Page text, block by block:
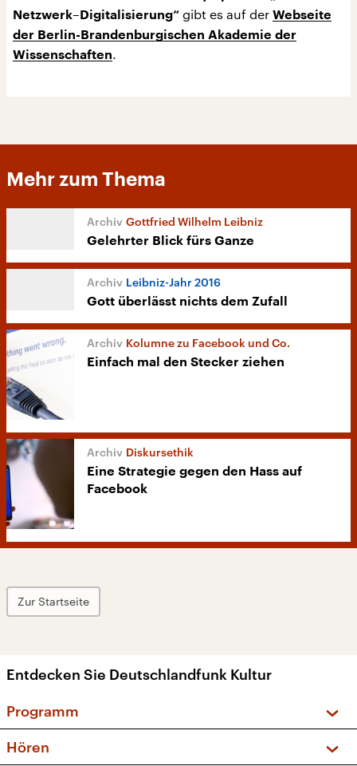
Netzwerk–Digitalisierung“ gibt es auf der Webseite
der Berlin-Brandenburgischen Akademie der
Wissenschaften.
Mehr zum Thema
Gottfried Wilhelm Leibniz
Gelehrter Blick fürs Ganze
Leibniz-Jahr 2016
Gott überlässt nichts dem Zufall
Kolumne zu Facebook und Co.
Einfach mal den Stecker ziehen
Diskursethik
Eine Strategie gegen den Hass auf
Facebook
Zur Startseite
Entdecken Sie Deutschlandfunk Kultur
Programm
Hören